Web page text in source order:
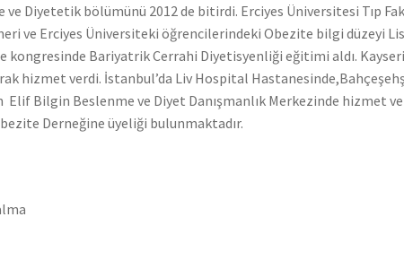
Diyetetik bölümünü 2012 de bitirdi. Erciyes Üniversitesi Tıp
ve Erciyes Üniversiteki öğrencilerindeki Obezite bilgi düzeyi
Bariyatrik Cerrahi Diyetisyenliği eğitimi aldı.
hizmet verdi. İstanbul’da Liv Hospital
Bilgin Beslenme ve Diyet Danışmanlık Merkezinde hizmet
Derneğine üyeliği bulunmaktadır.